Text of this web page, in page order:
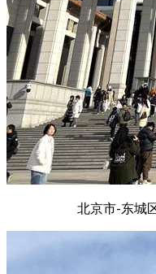
北京市-东城